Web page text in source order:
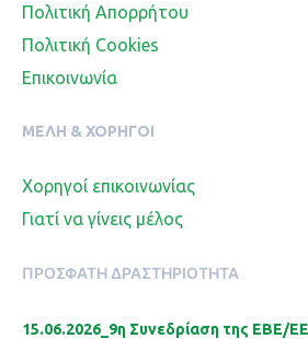
Πολιτική Απορρήτου
Πολιτική Cookies
Επικοινωνία
ΜΈΛΗ & ΧΟΡΗΓΟΊ
Χορηγοί επικοινωνίας
Γιατί να γίνεις μέλος
ΠΡΌΣΦΑΤΗ ΔΡΑΣΤΗΡΙΌΤΗΤΑ
15.06.2026_9η Συνεδρίαση της ΕΒΕ/